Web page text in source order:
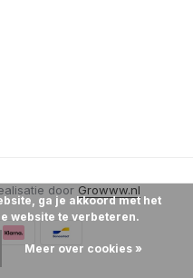
door Growww.nl
ga je akkoord met het
website te verbeteren.
Meer over cookies »